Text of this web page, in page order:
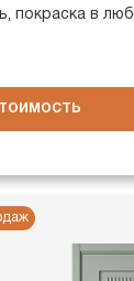
покраска в